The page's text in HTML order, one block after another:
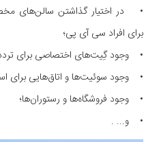
• در اختیار گذاشتن سالن‌های
برای افراد سی آی پی؛
• وجود گِیت‌های اختصاصی برای
• وجود سوئیت‌ها و اتاق‌هایی برای
• وجود فروشگاه‌ها و رستوران‌ها؛
• و... .